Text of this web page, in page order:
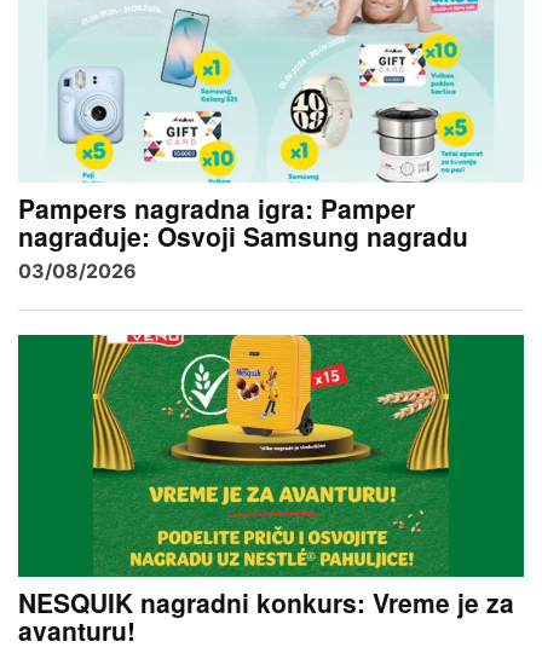
Pampers nagradna igra: Pamper
nagrađuje: Osvoji Samsung nagradu
03/08/2026
NESQUIK nagradni konkurs: Vreme je za
avanturu!